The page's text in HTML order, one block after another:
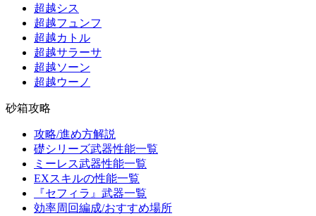
超越シス
超越フュンフ
超越カトル
超越サラーサ
超越ソーン
超越ウーノ
砂箱攻略
攻略/進め方解説
礎シリーズ武器性能一覧
ミーレス武器性能一覧
EXスキルの性能一覧
『セフィラ』武器一覧
効率周回編成/おすすめ場所